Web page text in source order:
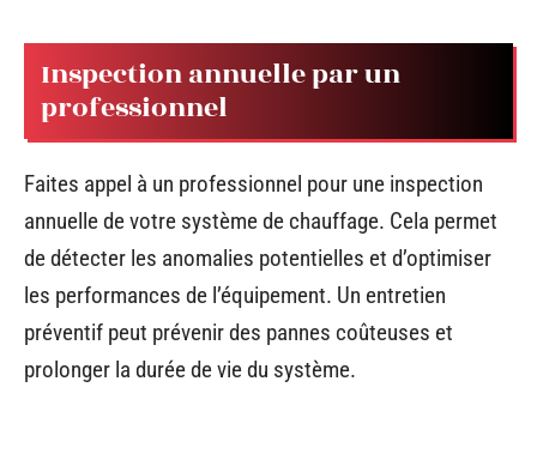
Inspection annuelle par un
professionnel
Faites appel à un professionnel pour une inspection
annuelle de votre système de chauffage. Cela permet
de détecter les anomalies potentielles et d’optimiser
les performances de l’équipement. Un entretien
préventif peut prévenir des pannes coûteuses et
prolonger la durée de vie du système.